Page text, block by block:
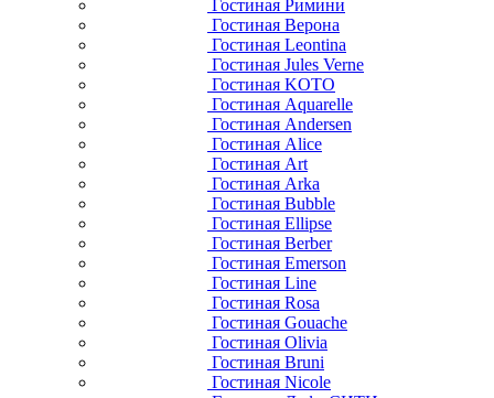
Гостиная Римини
Гостиная Верона
Гостиная Leontina
Гостиная Jules Verne
Гостиная KOTO
Гостиная Aquarelle
Гостиная Andersen
Гостиная Alice
Гостиная Art
Гостиная Arka
Гостиная Bubble
Гостиная Ellipse
Гостиная Berber
Гостиная Emerson
Гостиная Line
Гостиная Rosa
Гостиная Gouache
Гостиная Olivia
Гостиная Bruni
Гостиная Nicole